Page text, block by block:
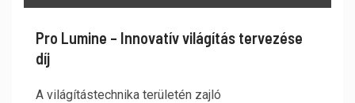
Pro Lumine – Innovatív világítás tervezése
díj
A világítástechnika területén zajló